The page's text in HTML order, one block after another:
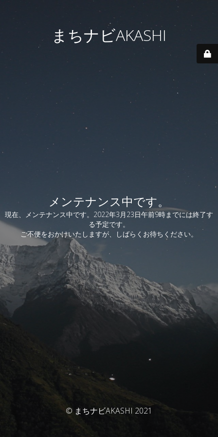
まちナビAKASHI
メンテナンス中です。
現在、メンテナンス中です。2022年3月23日午前9時までには終了す
る予定です。
ご不便をおかけいたしますが、しばらくお待ちください。
© まちナビAKASHI 2021